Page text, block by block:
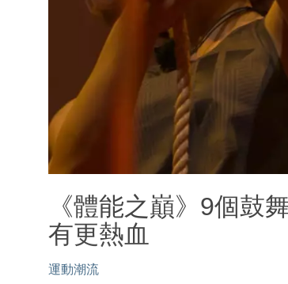
《體能之巔》9個鼓
有更熱血
運動潮流